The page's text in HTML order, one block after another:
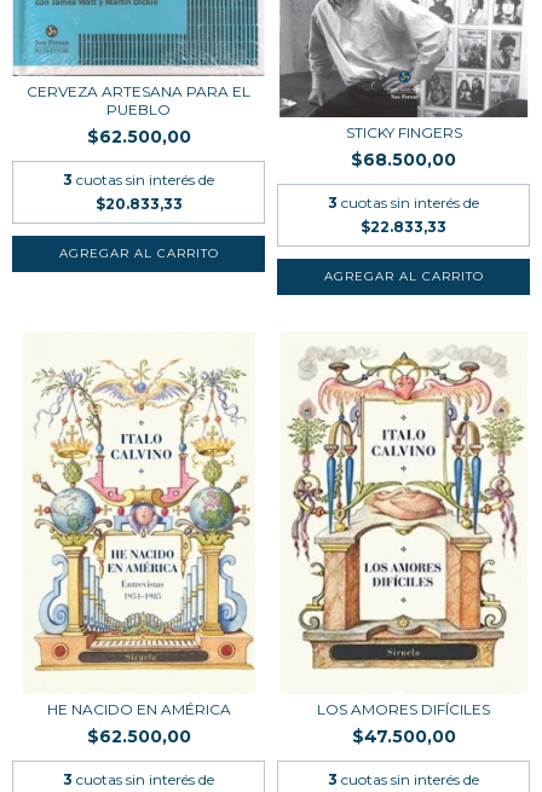
CERVEZA ARTESANA PARA EL
PUEBLO
$62.500,00
3 cuotas sin interés de
$20.833,33
STICKY FINGERS
$68.500,00
3 cuotas sin interés de
$22.833,33
HE NACIDO EN AMÉRICA
$62.500,00
3 cuotas sin interés de
LOS AMORES DIFÍCILES
$47.500,00
3 cuotas sin interés de